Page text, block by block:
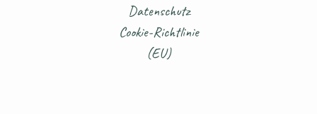
Datenschutz
Cookie-Richtlinie
(EU)